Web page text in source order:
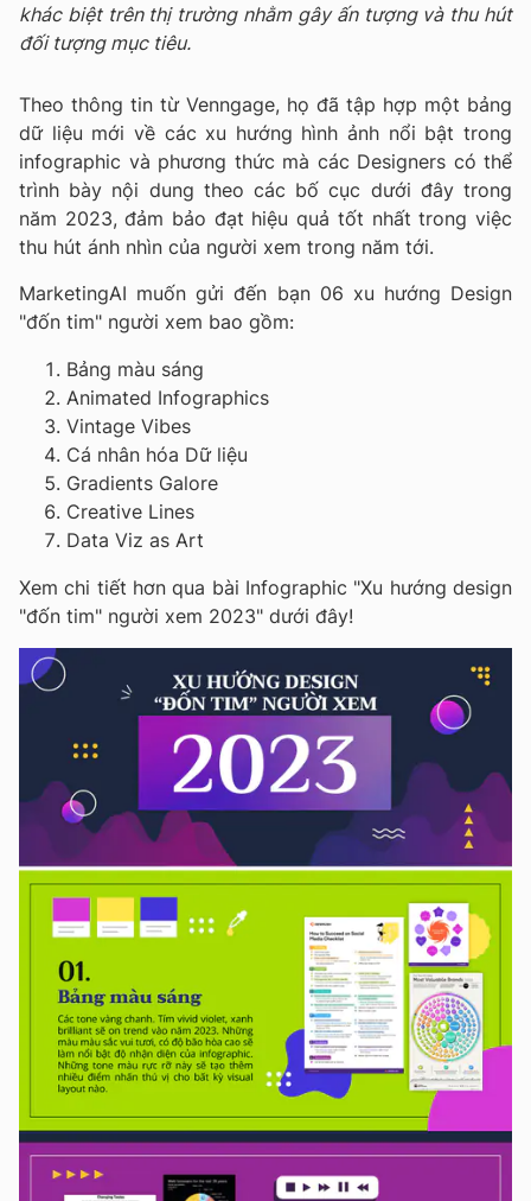
khác biệt trên thị trường nhằm gây ấn tượng và thu hút
đối tượng mục tiêu.
Theo thông tin từ Venngage, họ đã tập hợp một bảng
dữ liệu mới về các xu hướng hình ảnh nổi bật trong
infographic và phương thức mà các Designers có thể
trình bày nội dung theo các bố cục dưới đây trong
năm 2023, đảm bảo đạt hiệu quả tốt nhất trong việc
thu hút ánh nhìn của người xem trong năm tới.
MarketingAI muốn gửi đến bạn 06 xu hướng Design
"đốn tim" người xem bao gồm:
Bảng màu sáng
Animated Infographics
Vintage Vibes
Cá nhân hóa Dữ liệu
Gradients Galore
Creative Lines
Data Viz as Art
Xem chi tiết hơn qua bài Infographic "Xu hướng design
"đốn tim" người xem 2023" dưới đây!